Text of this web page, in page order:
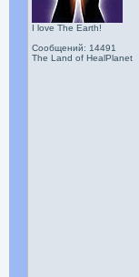
I love The Earth!
Сообщений: 14491
The Land of HealPlanet